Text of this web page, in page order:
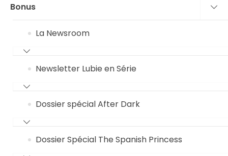
Bonus
La Newsroom
Newsletter Lubie en Série
Dossier spécial After Dark
Dossier Spécial The Spanish Princess